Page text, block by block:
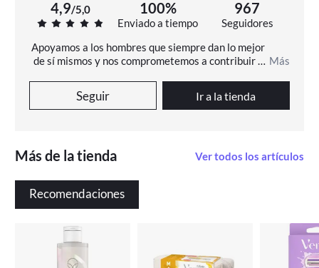
4,9/5,0 100%
Enviado a tiempo
967
Seguidores
Apoyamos a los hombres que siempre dan lo mejor
de sí mismos y nos comprometemos a contribuir a
Más
Seguir Ir a la tienda
Más de la tienda Ver todos los artículos
Recomendaciones